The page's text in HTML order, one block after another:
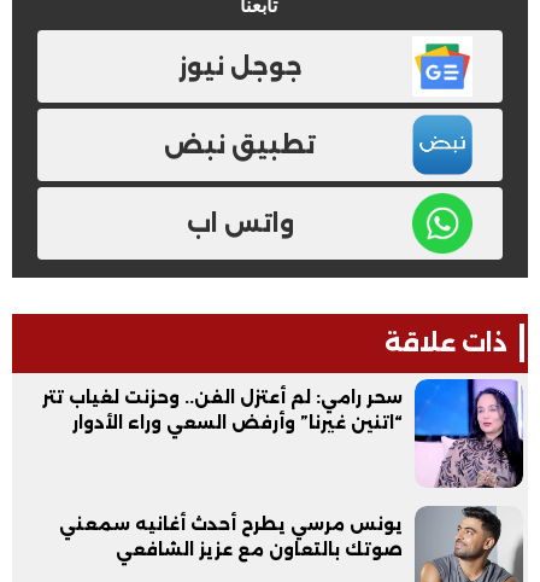
تابعنا
جوجل نيوز
تطبيق نبض
واتس اب
ذات علاقة
سحر رامي: لم أعتزل الفن.. وحزنت لغياب تتر
“اتنين غيرنا” وأرفض السعي وراء الأدوار
يونس مرسي يطرح أحدث أغانيه سمعني
صوتك بالتعاون مع عزيز الشافعي